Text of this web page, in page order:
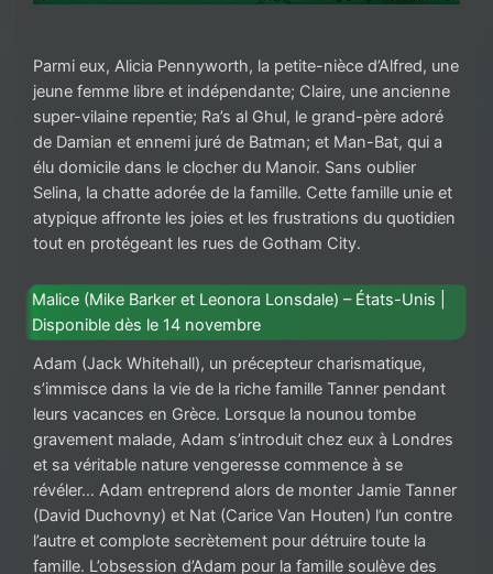
Parmi eux, Alicia Pennyworth, la petite-nièce d’Alfred, une
jeune femme libre et indépendante; Claire, une ancienne
super-vilaine repentie; Ra’s al Ghul, le grand-père adoré
de Damian et ennemi juré de Batman; et Man-Bat, qui a
élu domicile dans le clocher du Manoir. Sans oublier
Selina, la chatte adorée de la famille. Cette famille unie et
atypique affronte les joies et les frustrations du quotidien
tout en protégeant les rues de Gotham City.
Malice (Mike Barker et Leonora Lonsdale) – États-Unis |
Disponible dès le 14 novembre
Adam (Jack Whitehall), un précepteur charismatique,
s’immisce dans la vie de la riche famille Tanner pendant
leurs vacances en Grèce. Lorsque la nounou tombe
gravement malade, Adam s’introduit chez eux à Londres
et sa véritable nature vengeresse commence à se
révéler… Adam entreprend alors de monter Jamie Tanner
(David Duchovny) et Nat (Carice Van Houten) l’un contre
l’autre et complote secrètement pour détruire toute la
famille. L’obsession d’Adam pour la famille soulève des